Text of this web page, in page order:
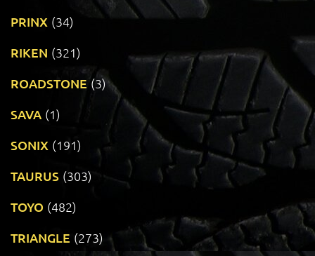
PRINX (34)
RIKEN (321)
ROADSTONE (3)
SAVA (1)
SONIX (191)
TAURUS (303)
TOYO (482)
TRIANGLE (273)